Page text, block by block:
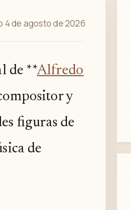
4 de agosto de 2026
de **Alfredo
y
figuras de
de